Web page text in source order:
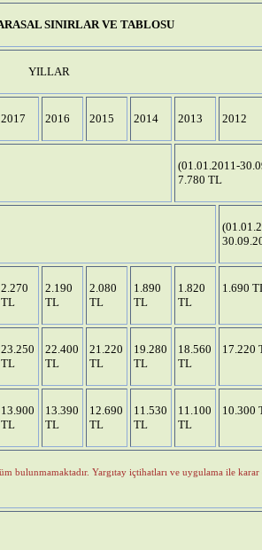
SINIRLAR VE TABLOSU
YILLAR
2017 2016 2015 2014 2013 2012
(01.01.2011-
7.780 TL
2.270
TL
2.190
TL
2.080
TL
1.890
TL
1.820
TL
1.690
23.250
TL
22.400
TL
21.220
TL
19.280
TL
18.560
TL
17.220
13.900
TL
13.390
TL
12.690
TL
11.530
TL
11.100
TL
10.300
bulunmamaktadır. Yargıtay içtihatları ve uygulama ile